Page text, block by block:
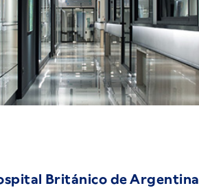
Británico de Argentina